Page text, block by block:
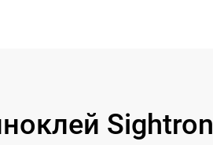
Sightron